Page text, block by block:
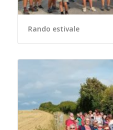
Rando estivale